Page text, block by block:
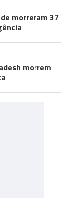
morreram 37
morrem